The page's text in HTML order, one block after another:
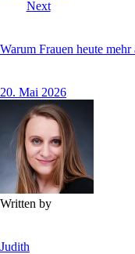
Next
Warum Frauen heute
20. Mai 2026
Written by
Judith